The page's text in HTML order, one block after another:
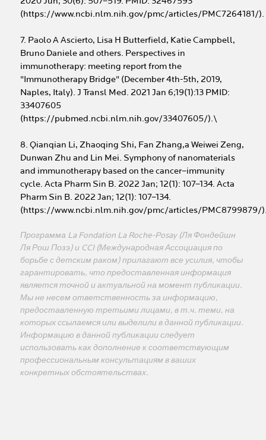
(https://www.ncbi.nlm.nih.gov/pmc/articles/PMC7264181/).
7. Paolo A Ascierto, Lisa H Butterfield, Katie Campbell,
Bruno Daniele and others. Perspectives in
immunotherapy: meeting report from the
"Immunotherapy Bridge" (December 4th-5th, 2019,
Naples, Italy). J Transl Med. 2021 Jan 6;19(1):13 PMID:
33407605
(https://pubmed.ncbi.nlm.nih.gov/33407605/).\
8. Qianqian Li, Zhaoqing Shi, Fan Zhang,a Weiwei Zeng,
Dunwan Zhu and Lin Mei. Symphony of nanomaterials
and immunotherapy based on the cancer–immunity
cycle. Acta Pharm Sin B. 2022 Jan; 12(1): 107–134. Acta
Pharm Sin B. 2022 Jan; 12(1): 107–134.
(https://www.ncbi.nlm.nih.gov/pmc/articles/PMC8799879/
Программа La Fondation La Roche-Posay (Ля Фондейшн
Ля Рош Позэ) и CCI (Международная Ассоциация по
борьбе с детским раком) прилагают все усилия, чтобы
гарантировать, что предоставленная информация
является точной и актуальной на момент публикации.
Мы не несем ответственность за информацию,
предоставленную третьими лицами, в т.ч. теми, на
которых ссылаемся или выделили в данной публикации.
Информацию в данной публикации следует
использовать как дополнение к соответствующим
профессиональным консультациям в ваших
конкретных обстоятельствах.